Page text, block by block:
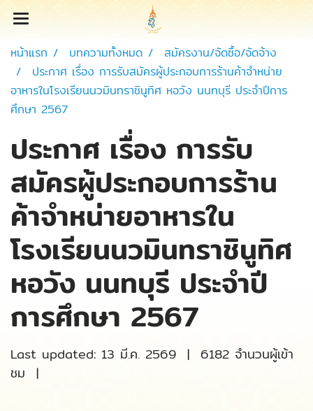
หน้าแรก บทความทั้งหมด
สมัครงาน/จัดซื้อ/จัดจ้าง
ประกาศ เรื่อง การรับสมัครผู้ประกอบการร้านค้าจำหน่าย
อาหารในโรงเรียนนวมินทราชินูทิศ หอวัง นนทบุรี ประจำปีการ
ศึกษา 2567
ประกาศ เรื่อง การรับ
สมัครผู้ประกอบการร้าน
ค้าจำหน่ายอาหารใน
โรงเรียนนวมินทราชินูทิศ
หอวัง นนทบุรี ประจำปี
การศึกษา 2567
Last updated: 13 มี.ค. 2569 | 6182 จำนวนผู้เข้า
ชม |